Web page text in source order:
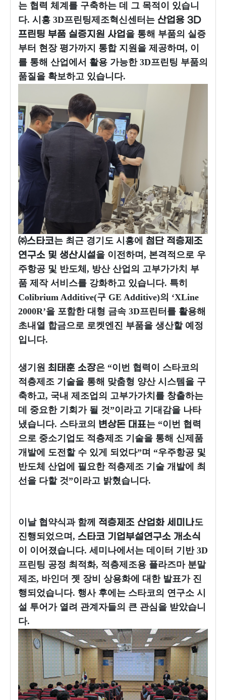
는 협력 체계를 구축하는 데 그 목적이 있습니
다. 시흥 3D프린팅제조혁신센터는 산업용 3D
프린팅 부품 실증지원 사업을 통해 부품의 실증
부터 현장 평가까지 통합 지원을 제공하며, 이
를 통해 산업에서 활용 가능한 3D프린팅 부품의
품질을 확보하고 있습니다.
㈜스타코는 최근 경기도 시흥에 첨단 적층제조
연구소 및 생산시설을 이전하며, 본격적으로 우
주항공 및 반도체, 방산 산업의 고부가가치 부
품 제작 서비스를 강화하고 있습니다. 특히
Colibrium Additive(구 GE Additive)의 ‘XLine
2000R’을 포함한 대형 금속 3D프린터를 활용해
초내열 합금으로 로켓엔진 부품을 생산할 예정
입니다.
생기원 최태훈 소장은 “이번 협력이 스타코의
적층제조 기술을 통해 맞춤형 양산 시스템을 구
축하고, 국내 제조업의 고부가가치를 창출하는
데 중요한 기회가 될 것”이라고 기대감을 나타
냈습니다. 스타코의 변상돈 대표는 “이번 협력
으로 중소기업도 적층제조 기술을 통해 신제품
개발에 도전할 수 있게 되었다”며 “우주항공 및
반도체 산업에 필요한 적층제조 기술 개발에 최
선을 다할 것”이라고 밝혔습니다.
이날 협약식과 함께 적층제조 산업화 세미나도
진행되었으며, 스타코 기업부설연구소 개소식
이 이어졌습니다. 세미나에서는 데이터 기반 3D
프린팅 공정 최적화, 적층제조용 플라즈마 분말
제조, 바인더 젯 장비 상용화에 대한 발표가 진
행되었습니다. 행사 후에는 스타코의 연구소 시
설 투어가 열려 관계자들의 큰 관심을 받았습니
다.